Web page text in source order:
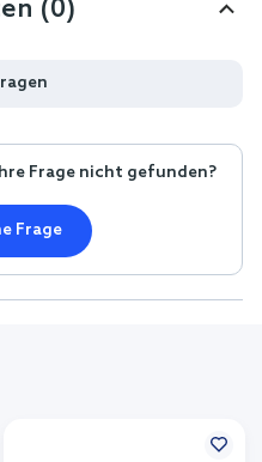
(0)
Frage nicht gefunden?
Frage